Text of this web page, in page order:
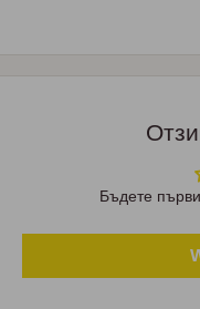
Бъдете